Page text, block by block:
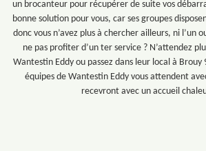
un brocanteur pour récupérer de suite vos
bonne solution pour vous, car ses groupes
donc vous n’avez plus à chercher ailleurs, ni l’un
ne pas profiter d’un ter service ? N’attendez
Wantestin Eddy ou passez dans leur local à
équipes de Wantestin Eddy vous attendent
recevront avec un accueil